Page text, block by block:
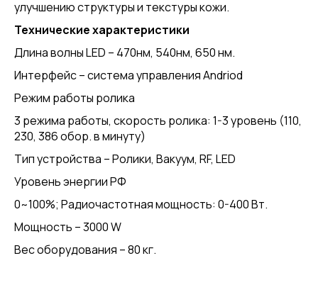
улучшению структуры и текстуры кожи.
Технические характеристики
Длина волны LED – 470нм, 540нм, 650 нм.
Интерфейс – система управления Andriod
Режим работы ролика
3 режима работы, скорость ролика: 1-3 уровень (110,
230, 386 обор. в минуту)
Тип устройства – Ролики, Вакуум, RF, LED
Уровень энергии РФ
0~100%; Радиочастотная мощность: 0-400 Вт.
Мощность – 3000 W
Вес оборудования – 80 кг.